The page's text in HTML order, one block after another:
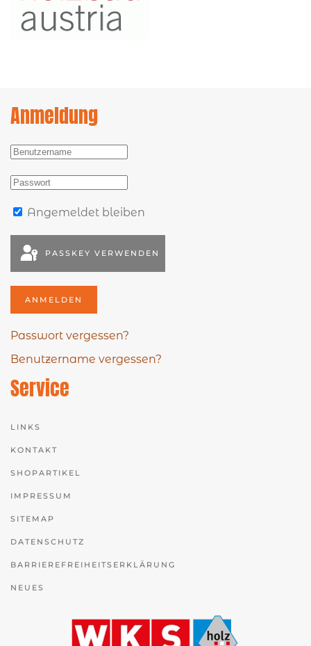
Anmeldung
Angemeldet bleiben
PASSKEY VERWENDEN
ANMELDEN
Passwort vergessen?
Benutzername vergessen?
Service
LINKS
KONTAKT
SHOPARTIKEL
IMPRESSUM
SITEMAP
DATENSCHUTZ
BARRIEREFREIHEITSERKLÄRUNG
NEUES